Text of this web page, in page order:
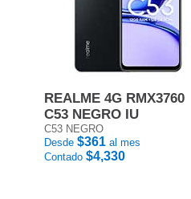
REALME 4G RMX3760
C53 NEGRO IU
C53 NEGRO
Desde $361 al mes
Contado $4,330